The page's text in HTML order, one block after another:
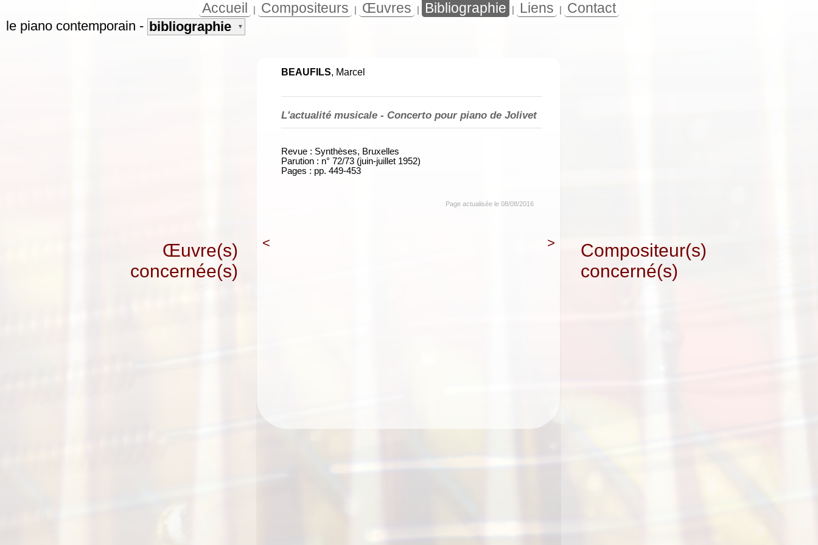
Accueil Compositeurs Œuvres Bibliographie Liens Contact
Œuvre(s)
concernée(s)
Compositeur(s)
concerné(s)
<
BEAUFILS, Marcel
L'actualité musicale - Concerto pour piano de Jolivet
Revue : Synthèses, Bruxelles
Parution : n° 72/73 (juin-juillet 1952)
Pages : pp. 449-453
Page actualisée le 08/08/2016
>
le piano contemporain - bibliographie ▼